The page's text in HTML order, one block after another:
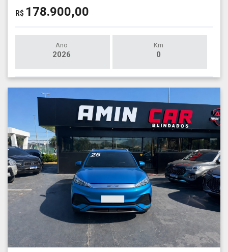
R$ 178.900,00
Ano
2026
Km
0